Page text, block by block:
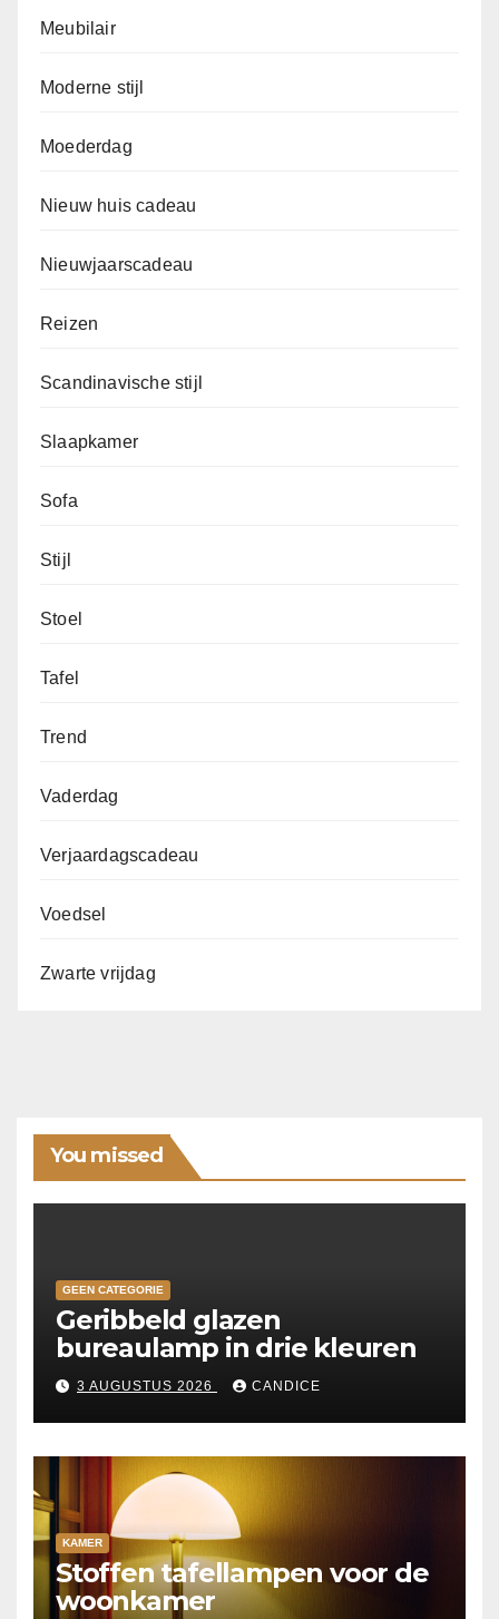
Meubilair
Moderne stijl
Moederdag
Nieuw huis cadeau
Nieuwjaarscadeau
Reizen
Scandinavische stijl
Slaapkamer
Sofa
Stijl
Stoel
Tafel
Trend
Vaderdag
Verjaardagscadeau
Voedsel
Zwarte vrijdag
You missed
GEEN CATEGORIE
Geribbeld glazen
bureaulamp in drie kleuren
3 AUGUSTUS 2026 CANDICE
KAMER
Stoffen tafellampen voor de
woonkamer